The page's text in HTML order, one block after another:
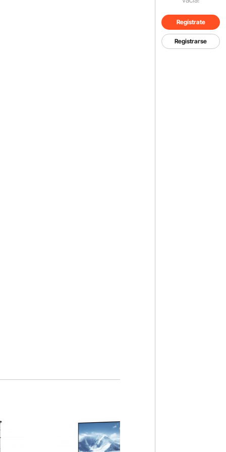
Regístrate
Registrarse